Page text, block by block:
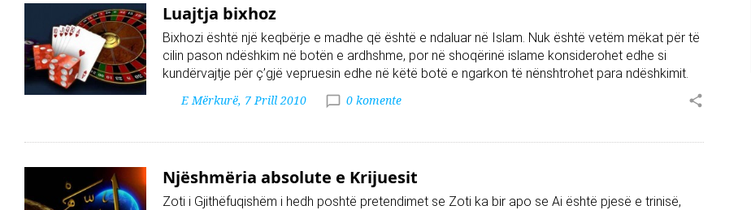
Luajtja bixhoz
Bixhozi është një keqbërje e madhe që është e ndaluar në Islam. Nuk është vetëm mëkat për të
cilin pason ndëshkim në botën e ardhshme, por në shoqërinë islame konsiderohet edhe si
kundërvajtje për ç’gjë vepruesin edhe në këtë botë e ngarkon të nënshtrohet para ndëshkimit.
E Mërkurë, 7 Prill 2010
0 komente
Njëshmëria absolute e Krijuesit
Zoti i Gjithëfuqishëm i hedh poshtë pretendimet se Zoti ka bir apo se Ai është pjesë e trinisë,